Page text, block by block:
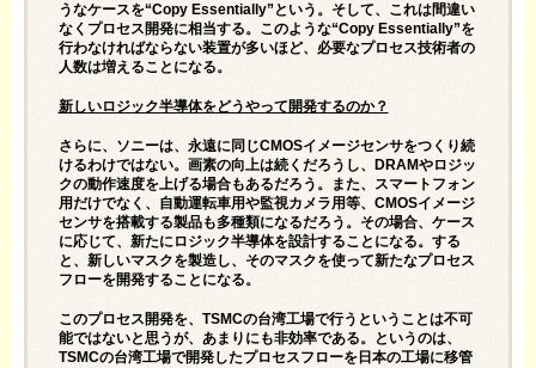
うなケースを“Copy Essentially”という。そして、これは間違い
なくプロセス開発に相当する。このような“Copy Essentially”を
行わなければならない装置が多いほど、必要なプロセス技術者の
人数は増えることになる。
新しいロジック半導体をどうやって開発するのか？
さらに、ソニーは、永遠に同じCMOSイメージセンサをつくり続
けるわけではない。画素の向上は続くだろうし、DRAMやロジッ
クの動作速度を上げる場合もあるだろう。また、スマートフォン
用だけでなく、自動運転車用や監視カメラ用等、CMOSイメージ
センサを搭載する製品も多種類になるだろう。その場合、ケース
に応じて、新たにロジック半導体を設計することになる。する
と、新しいマスクを製造し、そのマスクを使って新たなプロセス
フローを開発することになる。
このプロセス開発を、TSMCの台湾工場で行うということは不可
能ではないと思うが、あまりにも非効率である。というのは、
TSMCの台湾工場で開発したプロセスフローを日本の工場に移管